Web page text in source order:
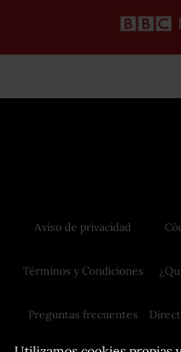
Aviso de privacidad
Términos y Condiciones
Preguntas frecuentes